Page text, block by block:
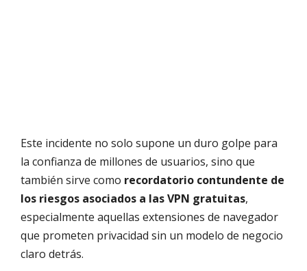
Este incidente no solo supone un duro golpe para
la confianza de millones de usuarios, sino que
también sirve como recordatorio contundente de
los riesgos asociados a las VPN gratuitas,
especialmente aquellas extensiones de navegador
que prometen privacidad sin un modelo de negocio
claro detrás.